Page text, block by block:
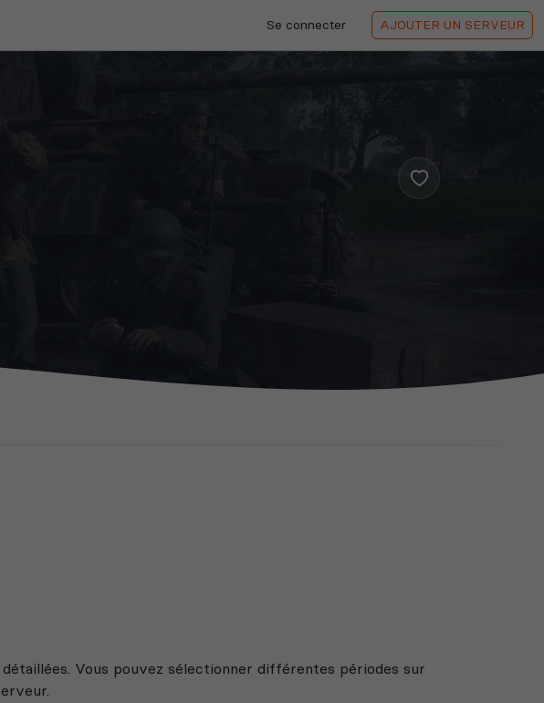
Se connecter AJOUTER UN SERVEUR
Vous pouvez sélectionner différentes périodes sur